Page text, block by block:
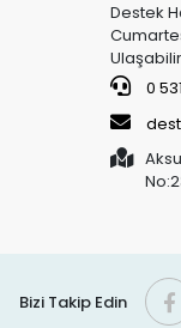
Destek
0
Bizi Takip Edin